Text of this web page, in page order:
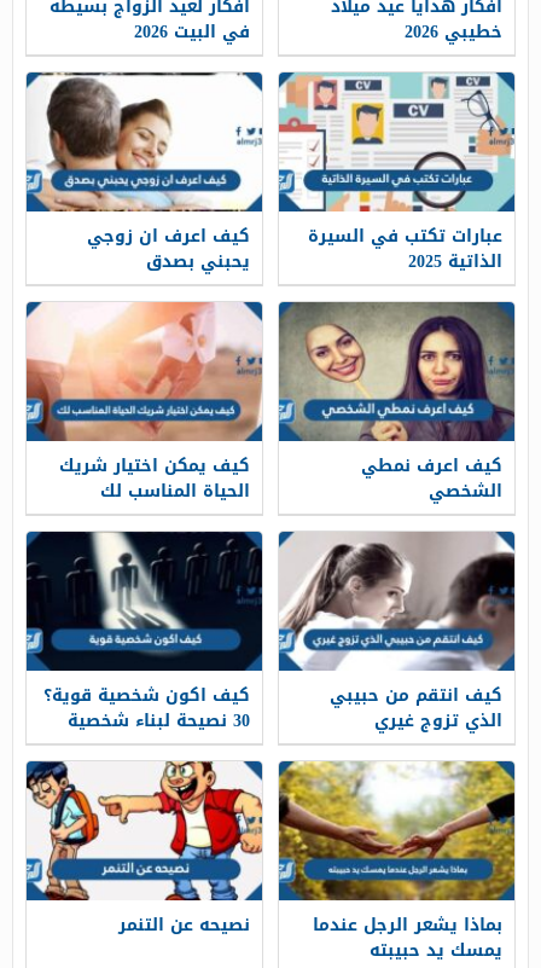
افكار هدايا عيد ميلاد
خطيبي 2026
افكار لعيد الزواج بسيطه
في البيت 2026
عبارات تكتب في السيرة
الذاتية 2025
كيف اعرف ان زوجي
يحبني بصدق
كيف اعرف نمطي
الشخصي
كيف يمكن اختيار شريك
الحياة المناسب لك
كيف انتقم من حبيبي
الذي تزوج غيري
كيف اكون شخصية قوية؟
30 نصيحة لبناء شخصية
قوية
بماذا يشعر الرجل عندما
يمسك يد حبيبته
نصيحه عن التنمر